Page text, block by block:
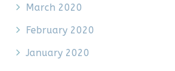
March 2020
February 2020
January 2020